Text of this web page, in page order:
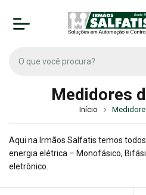
Medidores
Início
Aqui na Irmãos Salfatis temos
energia elétrica – Monofásico,
eletrônico.